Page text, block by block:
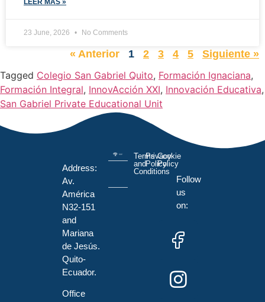
23 June, 2026 No Comments
« Anterior 1 2 3 4 5
Siguiente »
Tagged Colegio San Gabriel Quito, Formación Ignaciana,
Formación Integral, InnovAcción XXI, Innovación Educativa,
San Gabriel Private Educational Unit
Address:
Av.
América
N32-151
and
Mariana
de Jesús.
Quito-
Ecuador.
Office
Terms
and
Conditions
Privacy
Policy
Cookie
Policy
Follow
us
on: